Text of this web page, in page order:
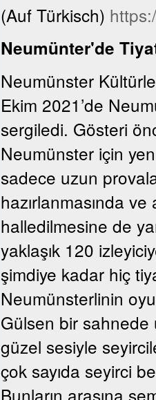
(Auf Türkisch)
Neumünter'de
Neumünster
Ekim 2021’de
sergiledi. Gösteri
Neumünster için
sadece uzun
hazırlanmasında
halledilmesine de
yaklaşık 120
şimdiye kadar hiç
Neumünsterlinin
Gülsen bir sahnede
güzel sesiyle
çok sayıda seyirci
Bunların arasına